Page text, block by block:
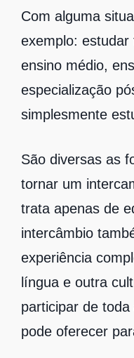
Com alguma
exemplo:
ensino médio,
especialização
simplesmente
São diversas as
tornar um
trata apenas de
intercâmbio
experiência
língua e outra
participar de
pode oferecer